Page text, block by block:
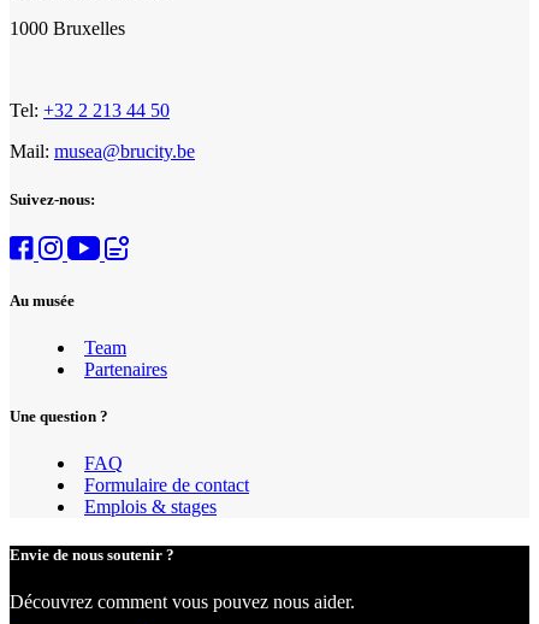
1000 Bruxelles
Tel: +32 2 213 44 50
Mail: musea@brucity.be
Suivez-nous:
Au musée
Team
Partenaires
Une question ?
FAQ
Formulaire de contact
Emplois & stages
Envie de nous soutenir ?
Découvrez comment vous pouvez nous aider.